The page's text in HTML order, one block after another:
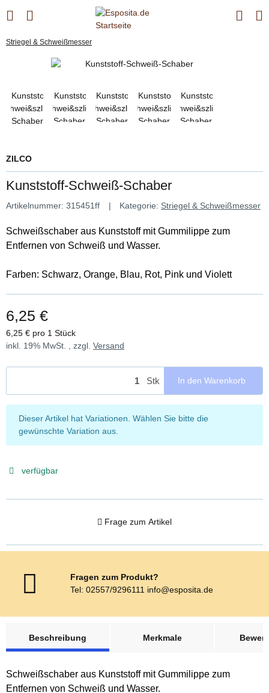
Striegel & Schweißmesser
ZILCO
Kunststoff-Schweiß-Schaber
Artikelnummer: 315451ff Kategorie: Striegel & Schweißmesser
Schweißschaber aus Kunststoff mit Gummilippe zum
Entfernen von Schweiß und Wasser.
Farben: Schwarz, Orange, Blau, Rot, Pink und Violett
6,25 €
6,25 € pro 1 Stück
inkl. 19% MwSt. , zzgl. Versand
Stk In den Warenkorb
x
Dieser Artikel hat Variationen. Wählen Sie bitte die
gewünschte Variation aus.
verfügbar
Frage zum Artikel
Fragen zum Produkt?
Tel: 02557/9296111 info@esposita.de
Beschreibung
Merkmale
Schweißschaber aus Kunststoff mit Gummilippe zum
Entfernen von Schweiß und Wasser.